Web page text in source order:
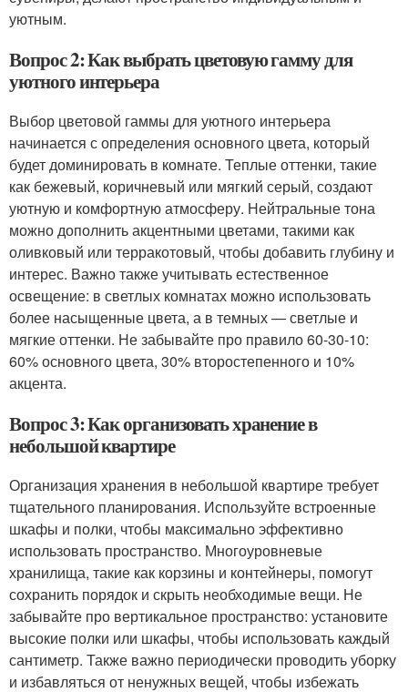
уютным.
Вопрос 2: Как выбрать цветовую гамму для
уютного интерьера
Выбор цветовой гаммы для уютного интерьера
начинается с определения основного цвета, который
будет доминировать в комнате. Теплые оттенки, такие
как бежевый, коричневый или мягкий серый, создают
уютную и комфортную атмосферу. Нейтральные тона
можно дополнить акцентными цветами, такими как
оливковый или терракотовый, чтобы добавить глубину и
интерес. Важно также учитывать естественное
освещение: в светлых комнатах можно использовать
более насыщенные цвета, а в темных — светлые и
мягкие оттенки. Не забывайте про правило 60-30-10:
60% основного цвета, 30% второстепенного и 10%
акцента.
Вопрос 3: Как организовать хранение в
небольшой квартире
Организация хранения в небольшой квартире требует
тщательного планирования. Используйте встроенные
шкафы и полки, чтобы максимально эффективно
использовать пространство. Многоуровневые
хранилища, такие как корзины и контейнеры, помогут
сохранить порядок и скрыть необходимые вещи. Не
забывайте про вертикальное пространство: установите
высокие полки или шкафы, чтобы использовать каждый
сантиметр. Также важно периодически проводить уборку
и избавляться от ненужных вещей, чтобы избежать